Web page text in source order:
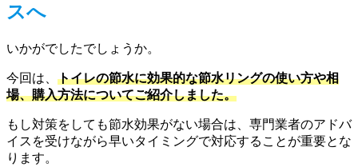
スへ
いかがでしたでしょうか。
今回は、 トイレの節水に効果的な節水リングの使い方や相
場、購入方法についてご紹介しました。
もし対策をしても節水効果がない場合は、専門業者のアドバ
イスを受けながら早いタイミングで対応することが重要とな
ります。